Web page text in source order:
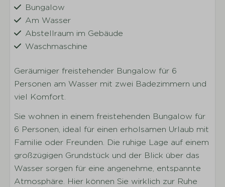
Bungalow
Am Wasser
Abstellraum im Gebäude
Waschmaschine
Wohnen
Fernseher
Küche
Vollständig ausgestattete Küche
Küchengeräte
Geräumiger freistehender Bungalow für 6
Personen am Wasser mit zwei Badezimmern und
viel Komfort.
Sie wohnen in einem freistehenden Bungalow für
6 Personen, ideal für einen erholsamen Urlaub mit
Familie oder Freunden. Die ruhige Lage auf einem
großzügigen Grundstück und der Blick über das
Wasser sorgen für eine angenehme, entspannte
Atmosphäre. Hier können Sie wirklich zur Ruhe